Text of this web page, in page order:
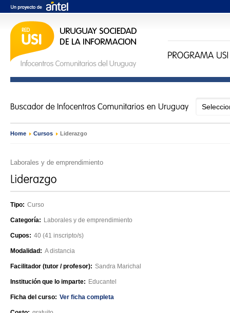
Home › Cursos › Liderazgo
Laborales y de emprendimiento
Tipo: Curso
Categoría: Laborales y de emprendimiento
Cupos: 40 (41 inscripto/s)
Modalidad: A distancia
Facilitador (tutor / profesor): Sandra Marichal
Institución que lo imparte: Educantel
Ficha del curso: Ver ficha completa